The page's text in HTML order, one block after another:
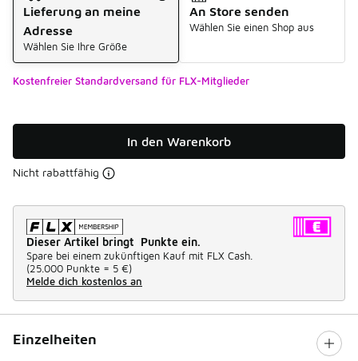
Lieferung an meine
Adresse
Wählen Sie Ihre Größe
An Store senden
Wählen Sie einen Shop aus
Kostenfreier Standardversand für FLX-Mitglieder
In den Warenkorb
Nicht rabattfähig
Dieser Artikel bringt Punkte ein.
Spare bei einem zukünftigen Kauf mit FLX Cash.
(25.000 Punkte = 5 €)
Melde dich kostenlos an
Einzelheiten